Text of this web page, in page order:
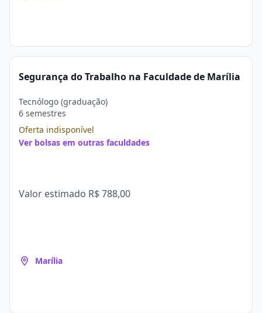
Segurança do Trabalho na Faculdade de Marília
Tecnólogo (graduação)
6 semestres
Oferta indisponível
Ver bolsas em outras faculdades
Valor estimado R$ 788,00
Marília